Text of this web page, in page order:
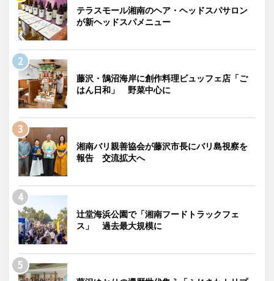
テラスモール湘南のヘア・ヘッドスパサロン
が新ヘッドスパメニュー
藤沢・鵠沼海岸に創作料理ビュッフェ店「ご
はん日和」 野菜中心に
湘南バリ親善協会が藤沢市長にバリ島視察を
報告 交流拡大へ
辻堂海浜公園で「湘南フードトラックフェ
ス」 過去最大規模に